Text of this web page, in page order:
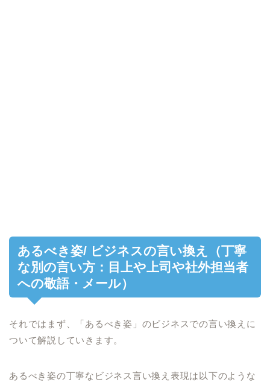
あるべき姿/ ビジネスの言い換え（丁寧
な別の言い方：目上や上司や社外担当者
への敬語・メール）
それではまず、「あるべき姿」のビジネスでの言い換えに
ついて解説していきます。
あるべき姿の丁寧なビジネス言い換え表現は以下のような